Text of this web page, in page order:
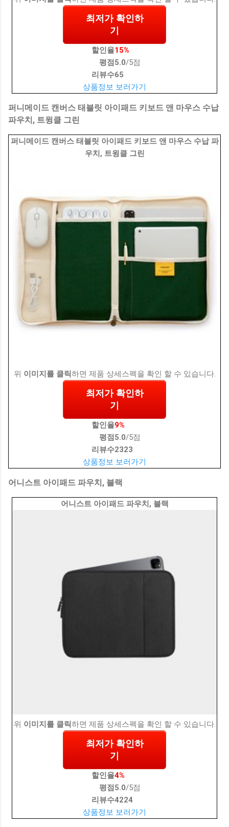
최저가 확인하
기
할인율15%
평점 5.0/5점
리뷰수65
상품정보 보러가기
퍼니메이드 캔버스 태블릿 아이패드 키보드 앤 마우스 수납
파우치, 트윙클 그린
퍼니메이드 캔버스 태블릿 아이패드 키보드 앤 마우스 수납 파
우치, 트윙클 그린
위 이미지를 클릭하면 제품 상세스펙을 확인 할 수 있습니다.
최저가 확인하
기
할인율9%
평점 5.0/5점
리뷰수2323
상품정보 보러가기
어니스트 아이패드 파우치, 블랙
어니스트 아이패드 파우치, 블랙
위 이미지를 클릭하면 제품 상세스펙을 확인 할 수 있습니다.
최저가 확인하
기
할인율4%
평점 5.0/5점
리뷰수4224
상품정보 보러가기